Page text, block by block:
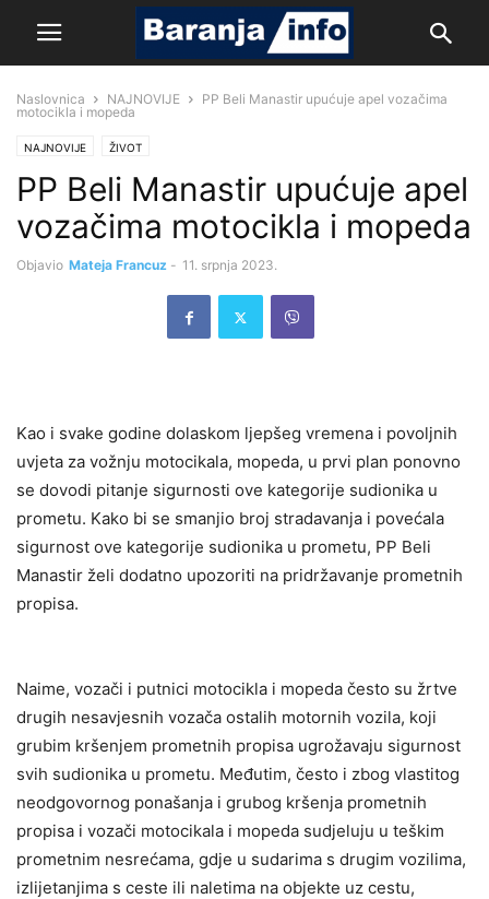
Naslovnica NAJNOVIJE
PP Beli Manastir upućuje apel vozačima
motocikla i mopeda
NAJNOVIJE ŽIVOT
PP Beli Manastir upućuje apel
vozačima motocikla i mopeda
Objavio Mateja Francuz - 11. srpnja 2023.
Kao i svake godine dolaskom ljepšeg vremena i povoljnih
uvjeta za vožnju motocikala, mopeda, u prvi plan ponovno
se dovodi pitanje sigurnosti ove kategorije sudionika u
prometu. Kako bi se smanjio broj stradavanja i povećala
sigurnost ove kategorije sudionika u prometu, PP Beli
Manastir želi dodatno upozoriti na pridržavanje prometnih
propisa.
Naime, vozači i putnici motocikla i mopeda često su žrtve
drugih nesavjesnih vozača ostalih motornih vozila, koji
grubim kršenjem prometnih propisa ugrožavaju sigurnost
svih sudionika u prometu. Međutim, često i zbog vlastitog
neodgovornog ponašanja i grubog kršenja prometnih
propisa i vozači motocikala i mopeda sudjeluju u teškim
prometnim nesrećama, gdje u sudarima s drugim vozilima,
izlijetanjima s ceste ili naletima na objekte uz cestu,